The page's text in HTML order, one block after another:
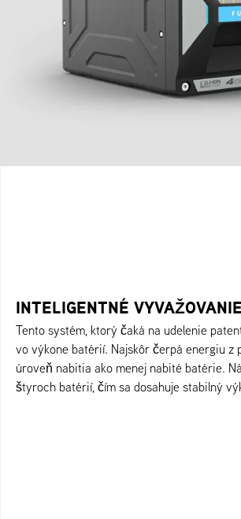
INTELIGENTNÉ
Tento systém, ktorý čaká na udelenie
vo výkone batérií. Najskôr čerpá energiu z
úroveň nabitia ako menej nabité batérie.
štyroch batérií, čím sa dosahuje stabilný